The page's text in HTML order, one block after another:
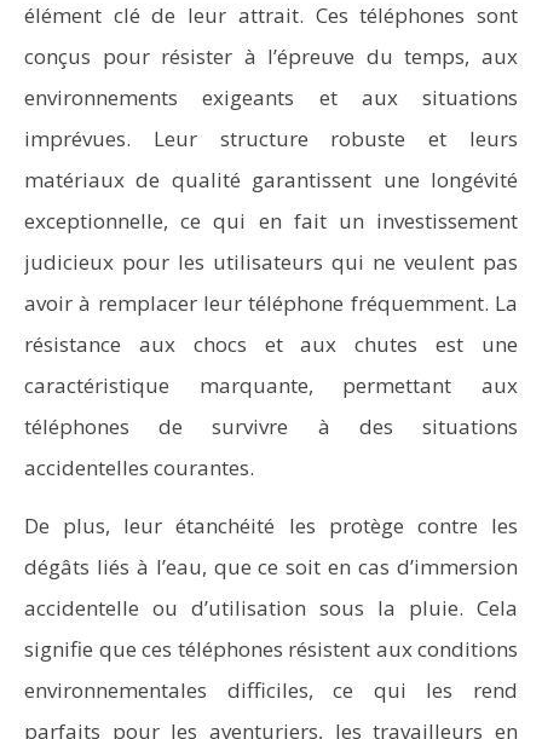
élément clé de leur attrait. Ces téléphones sont
conçus pour résister à l’épreuve du temps, aux
environnements exigeants et aux situations
imprévues. Leur structure robuste et leurs
matériaux de qualité garantissent une longévité
exceptionnelle, ce qui en fait un investissement
judicieux pour les utilisateurs qui ne veulent pas
avoir à remplacer leur téléphone fréquemment. La
résistance aux chocs et aux chutes est une
caractéristique marquante, permettant aux
téléphones de survivre à des situations
accidentelles courantes.
De plus, leur étanchéité les protège contre les
dégâts liés à l’eau, que ce soit en cas d’immersion
accidentelle ou d’utilisation sous la pluie. Cela
signifie que ces téléphones résistent aux conditions
environnementales difficiles, ce qui les rend
parfaits pour les aventuriers, les travailleurs en